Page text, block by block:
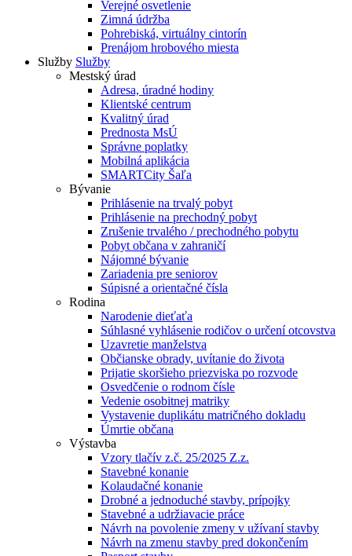
Verejné osvetlenie
Zimná údržba
Pohrebiská, virtuálny cintorín
Prenájom hrobového miesta
Služby Služby
Mestský úrad
Adresa, úradné hodiny
Klientské centrum
Kvalitný úrad
Prednosta MsÚ
Správne poplatky
Mobilná aplikácia
SMARTCity Šaľa
Bývanie
Prihlásenie na trvalý pobyt
Prihlásenie na prechodný pobyt
Zrušenie trvalého / prechodného pobytu
Pobyt občana v zahraničí
Nájomné bývanie
Zariadenia pre seniorov
Súpisné a orientačné čísla
Rodina
Narodenie dieťaťa
Súhlasné vyhlásenie rodičov o určení otcovstva
Uzavretie manželstva
Občianske obrady, uvítanie do života
Prijatie skoršieho priezviska po rozvode
Osvedčenie o rodnom čísle
Vedenie osobitnej matriky
Vystavenie duplikátu matričného dokladu
Úmrtie občana
Výstavba
Vzory tlačív z.č. 25/2025 Z.z.
Stavebné konanie
Kolaudačné konanie
Drobné a jednoduché stavby, prípojky
Stavebné a udržiavacie práce
Návrh na povolenie zmeny v užívaní stavby
Návrh na zmenu stavby pred dokončením